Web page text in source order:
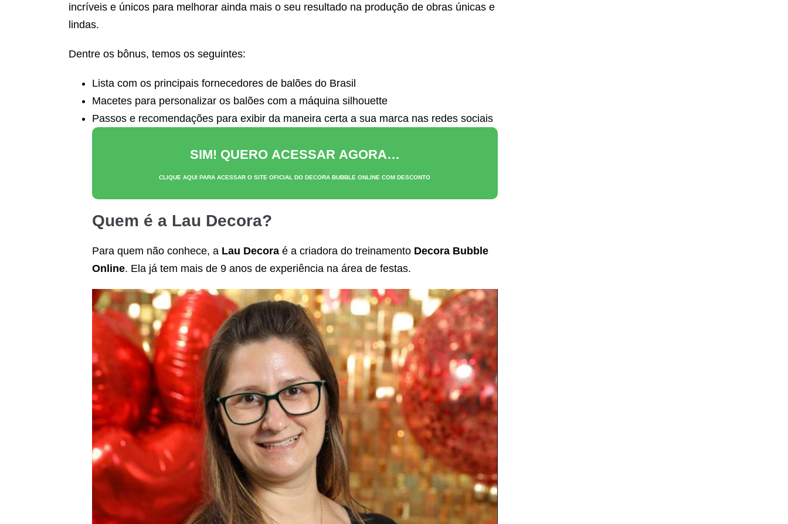
incríveis e únicos para melhorar ainda mais o seu resultado na produção de obras únicas e
lindas.
Dentre os bônus, temos os seguintes:
Lista com os principais fornecedores de balões do Brasil
Macetes para personalizar os balões com a máquina silhouette
Passos e recomendações para exibir da maneira certa a sua marca nas redes sociais
SIM! QUERO ACESSAR AGORA…
CLIQUE AQUI PARA ACESSAR O SITE OFICIAL DODECORA BUBBLE ONLINE COM DESCONTO
Quem é a Lau Decora?
Para quem não conhece, a Lau Decora é a criadora do treinamento Decora Bubble
Online. Ela já tem mais de 9 anos de experiência na área de festas.